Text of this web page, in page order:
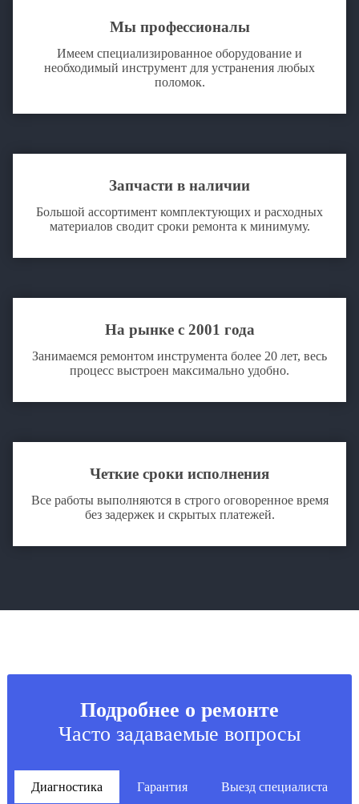
Мы профессионалы
Имеем специализированное оборудование и
необходимый инструмент для устранения любых
поломок.
Запчасти в наличии
Большой ассортимент комплектующих и расходных
материалов сводит сроки ремонта к минимуму.
На рынке с 2001 года
Занимаемся ремонтом инструмента более 20 лет, весь
процесс выстроен максимально удобно.
Четкие сроки исполнения
Все работы выполняются в строго оговоренное время
без задержек и скрытых платежей.
Подробнее о ремонте
Часто задаваемые вопросы
Диагностика Гарантия Выезд специалиста